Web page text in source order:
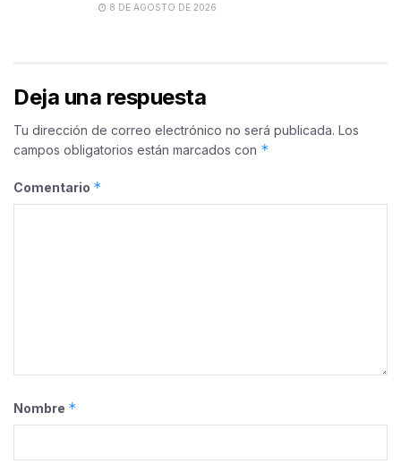
8 DE AGOSTO DE 2026
Deja una respuesta
Tu dirección de correo electrónico no será publicada. Los
campos obligatorios están marcados con *
Comentario *
Nombre *